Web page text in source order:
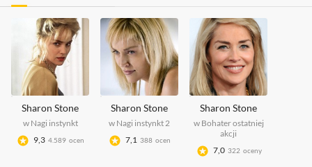
Pisarka ponownie znajduje się na celowniku policji,
kiedy bierze udział w wypadku samochodowym, w
którym ginie piłkarz Kevin Franks. Tramell
podejrzewana jest o umyślne spowodowanie jego
śmierci i trafia pod obserwację psychologa, doktora
Michaela Glassa. Mężczyzna diagnozuje ją jako
amoralną i uzależnioną od ryzyka, ale sam zaczyna
ulegać jej czarowi. Zaczynają jednak ginąć kolejne
osoby z jego otoczenia i to on wydaje się być winnym.
Ostatecznie Glass zostaje zmanipulowany przez
pisarkę do zabicia detektywa Roya Washburna, który
prowadził śledztwo w jej sprawie. Glass trafia do
szpitala psychiatrycznego, gdzie po jakimś czasie
Sharon Stone
w Nagi instynkt
9,3 4.589 ocen
Sharon Stone
w Nagi instynkt 2
7,1 388 ocen
Sharon Stone
w Bohater ostatniej
akcji
7,0 322 oceny